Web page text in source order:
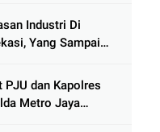
Industri Di
Yang Sampai
PJU dan Kapolres
Metro Jaya